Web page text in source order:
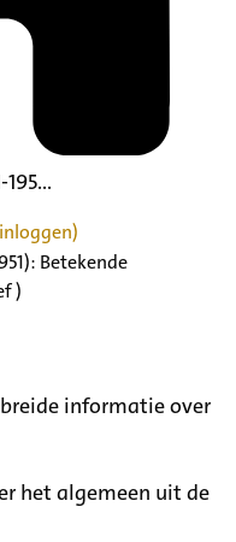
Betekende
)
informatie over
het algemeen uit de